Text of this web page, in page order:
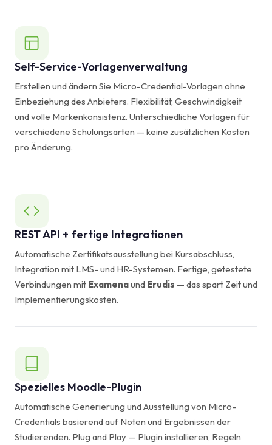
Self-Service-Vorlagenverwaltung
Erstellen und ändern Sie Micro-Credential-Vorlagen ohne
Einbeziehung des Anbieters. Flexibilität, Geschwindigkeit
und volle Markenkonsistenz. Unterschiedliche Vorlagen für
verschiedene Schulungsarten — keine zusätzlichen Kosten
pro Änderung.
REST API + fertige Integrationen
Automatische Zertifikatsausstellung bei Kursabschluss,
Integration mit LMS- und HR-Systemen. Fertige, getestete
Verbindungen mit Examenaund Erudis — das spart Zeit und
Implementierungskosten.
Spezielles Moodle-Plugin
Automatische Generierung und Ausstellung von Micro-
Credentials basierend auf Noten und Ergebnissen der
Studierenden. Plug and Play — Plugin installieren, Regeln